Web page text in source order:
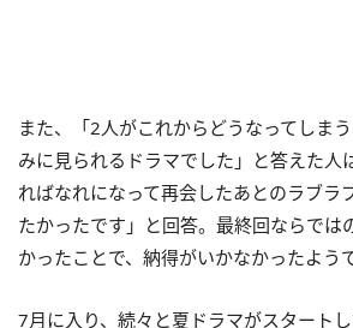
また、「2人がこれからどうなってしま
みに見られるドラマでした」と答えた人
ればなれになって再会したあとのラブラ
たかったです」と回答。最終回ならでは
かったことで、納得がいかなかったようで
7月に入り、続々と夏ドラマがスタート